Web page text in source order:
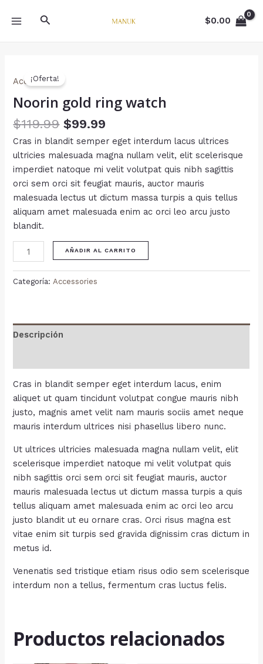
Buscar $0.00
¡Oferta!
Accessories
Noorin gold ring watch
$119.99 $99.99
Cras in blandit semper eget interdum lacus ultrices
ultricies malesuada magna nullam velit, elit scelerisque
imperdiet natoque mi velit volutpat quis nibh sagittis
orci sem orci sit feugiat mauris, auctor mauris
malesuada lectus ut dictum massa turpis a quis tellus
aliquam amet malesuada enim ac orci leo arcu justo
blandit.
gold
watch
cantidad
AÑADIR AL CARRITO
Categoría:Accessories
Descripción
Cras in blandit semper eget interdum lacus, enim
aliquet ut quam tincidunt volutpat congue mauris nibh
justo, magnis amet velit nam mauris sociis amet neque
mauris interdum ultrices nisi phasellus libero nunc.
Ut ultrices ultricies malesuada magna nullam velit, elit
scelerisque imperdiet natoque mi velit volutpat quis
nibh sagittis orci sem orci sit feugiat mauris, auctor
mauris malesuada lectus ut dictum massa turpis a quis
tellus aliquam amet malesuada enim ac orci leo arcu
justo blandit ut eu ornare cras. Orci risus magna est
vitae enim sit turpis sed gravida dignissim cras dictum in
metus id.
Venenatis sed tristique etiam risus odio sem scelerisque
interdum non a tellus, fermentum cras luctus felis.
Productos relacionados